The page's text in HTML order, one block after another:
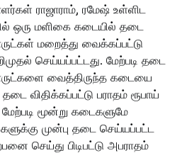
ராஜாராம், ரமேஷ் உள்ளிட
ஒரு மளிகை கடையில் தடை
மறைத்து வைக்கப்பட்டு
செய்யப்பட்டது. மேற்படி தடை
வைத்திருந்த கடையை
விதிக்கப்பட்டு பராதம் ரூபாய்
மூன்று கடைகளுமே
முன்பு தடை செய்யப்பட்ட
செய்து பிடிபட்டு அபராதம்